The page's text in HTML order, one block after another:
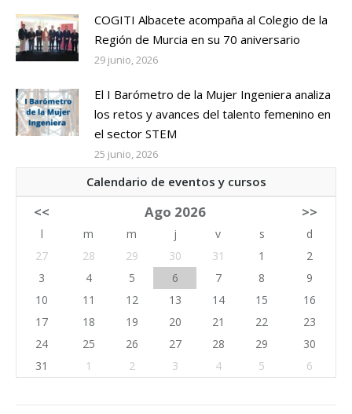
COGITI Albacete acompaña al Colegio de la
Región de Murcia en su 70 aniversario
29 junio, 2026
El I Barómetro de la Mujer Ingeniera analiza
los retos y avances del talento femenino en
el sector STEM
25 junio, 2026
Calendario de eventos y cursos
<< Ago 2026 >>
l m m j v s
d
27
28 29 30 31 1
2
3
4 5 6 7 8
9
10
11 12 13 14 15
16
17
18 19 20 21 22
23
24
25 26 27 28 29
30
31
1 2 3 4 5 6